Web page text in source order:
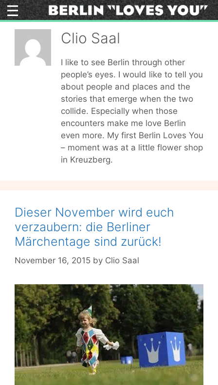
Skip
to
content
Clio Saal
I like to see Berlin through other
people’s eyes. I would like to tell you
about people and places and the
stories that emerge when the two
collide. Especially when those
encounters make me love Berlin
even more. My first Berlin Loves You
– moment was at a little flower shop
in Kreuzberg.
Dieser November wird euch
verzaubern: die Berliner
Märchentage sind zurück!
November 16, 2015 by Clio Saal